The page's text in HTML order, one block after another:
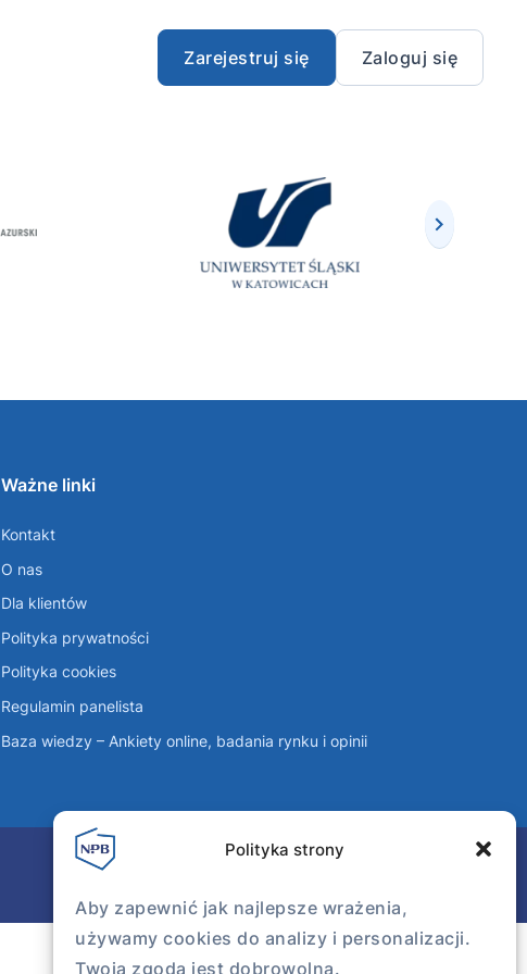
Polityka strony
Aby zapewnić jak najlepsze wrażenia,
używamy cookies do analizy i personalizacji.
Twoja zgoda jest dobrowolna.
Zarejestruj się
Zaloguj się
Ważne linki
Kontakt
O nas
Dla klientów
Polityka prywatności
Polityka cookies
Regulamin panelista
Baza wiedzy – Ankiety online, badania rynku i opinii